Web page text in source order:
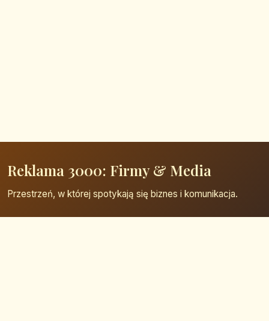
Reklama 3000: Firmy & Media
Przestrzeń, w której spotykają się biznes i komunikacja.